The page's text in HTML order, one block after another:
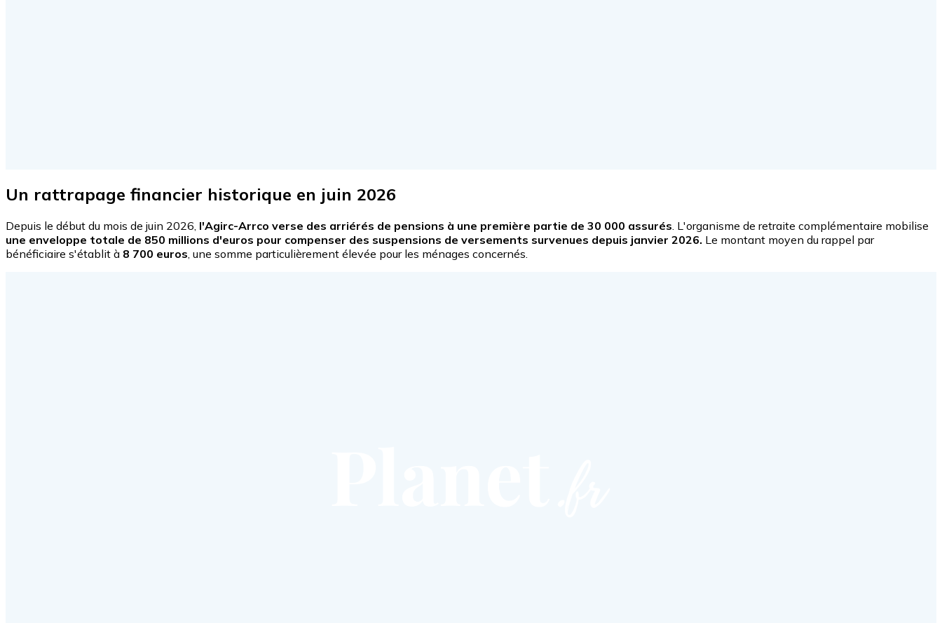
Un rattrapage financier historique en juin 2026
Depuis le début du mois de juin 2026, l'Agirc-Arrco verse des arriérés de pensions à une première partie de 30 000 assurés . L'organisme de retraite complémentaire mobilise
une enveloppe totale de 850 millions d'euros pour compenser des suspensions de versements survenues depuis janvier 2026. Le montant moyen du rappel par
bénéficiaire s'établit à 8 700 euros , une somme particulièrement élevée pour les ménages concernés.